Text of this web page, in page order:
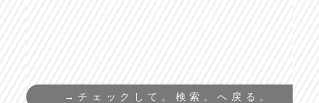
→ チェックして。検索。へ戻る。